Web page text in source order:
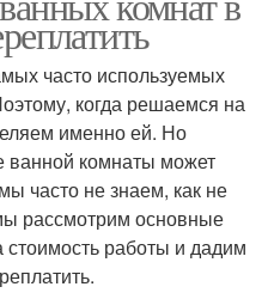
часто используемых
когда решаемся на
именно ей. Но
ванной комнаты может
часто не знаем, как не
рассмотрим основные
работы и дадим